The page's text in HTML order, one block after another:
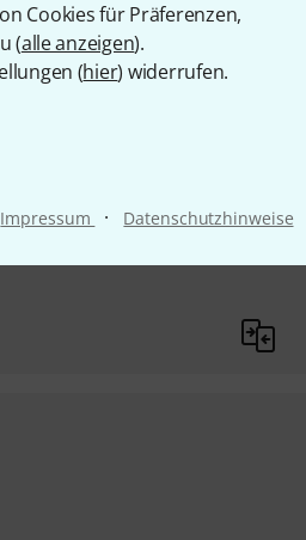
Cookies für Präferenzen,
(alle anzeigen).
(hier) widerrufen.
Impressum · Datenschutzhinweise